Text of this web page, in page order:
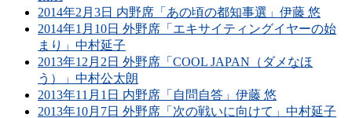
2014年2月3日 内野席「あの頃の都知事選」伊藤 悠
2014年1月10日 外野席「エキサイティングイヤーの始
まり」中村延子
2013年12月2日 外野席「COOL JAPAN（ダメなほ
う）」中村公太朗
2013年11月1日 内野席「自問自答」伊藤 悠
2013年10月7日 外野席「次の戦いに向けて」中村延子